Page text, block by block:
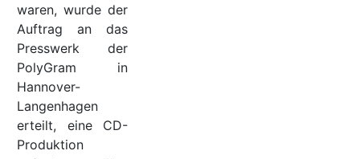
waren, wurde der
Auftrag an das
Presswerk der
PolyGram in
Hannover-
Langenhagen
erteilt, eine CD-
Produktion